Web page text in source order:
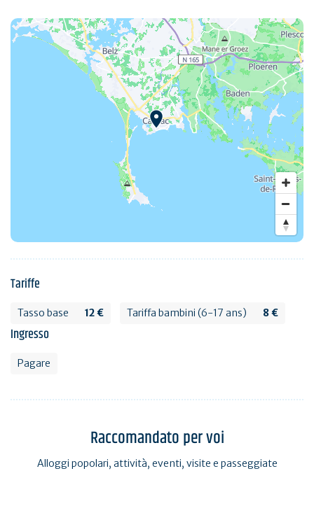
Tariffe
Tasso base 12 € Tariffa bambini (6-17 ans) 8 €
Ingresso
Pagare
Raccomandato per voi
Alloggi popolari, attività, eventi, visite e passeggiate